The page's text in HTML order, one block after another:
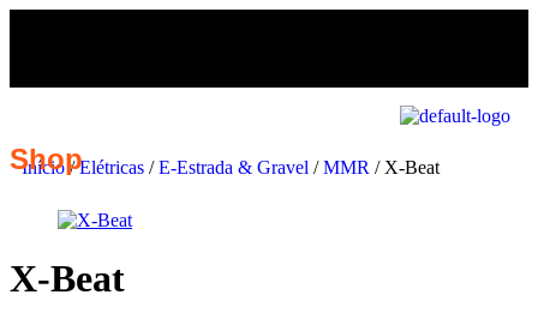
Shop
Início /Elétricas /E-Estrada & Gravel /MMR / X-Beat
X-Beat